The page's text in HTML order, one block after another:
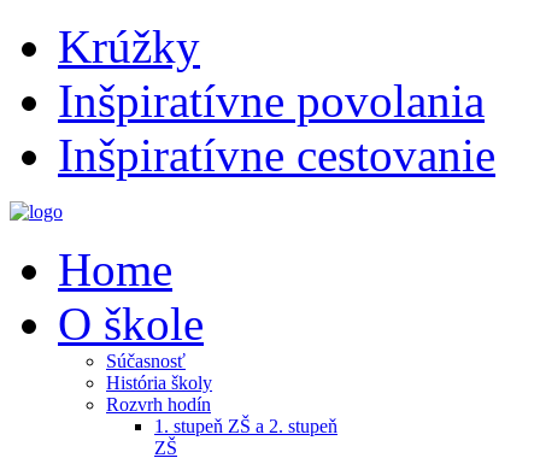
Krúžky
Inšpiratívne povolania
Inšpiratívne cestovanie
Home
O škole
Súčasnosť
História školy
Rozvrh hodín
1. stupeň ZŠ a 2. stupeň
ZŠ